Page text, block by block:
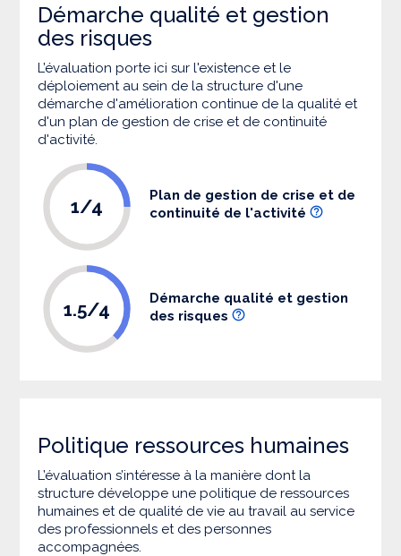
Démarche qualité et gestion
des risques
L’évaluation porte ici sur l'existence et le
déploiement au sein de la structure d'une
démarche d'amélioration continue de la qualité et
d'un plan de gestion de crise et de continuité
d'activité.
1/4
Plan de gestion de crise et de
continuité de l'activité
1.5/4
Démarche qualité et gestion
des risques
Politique ressources humaines
L’évaluation s’intéresse à la manière dont la
structure développe une politique de ressources
humaines et de qualité de vie au travail au service
des professionnels et des personnes
accompagnées.